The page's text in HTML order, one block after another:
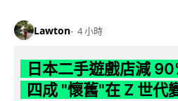
Lawton 4 小時
日本二手遊戲店減
四成 "懷舊"在 Z 世代